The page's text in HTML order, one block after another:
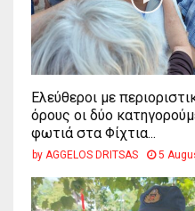
Ελεύθεροι με
όρους οι δύο
φωτιά στα Φίχτια...
by AGGELOS DRITSAS 5